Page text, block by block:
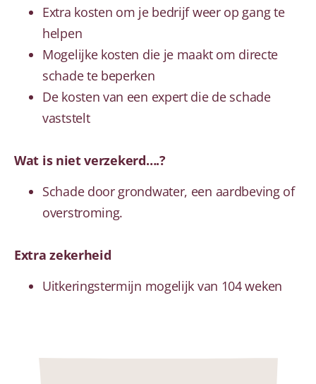
Extra kosten om je bedrijf weer op gang te
helpen
Mogelijke kosten die je maakt om directe
schade te beperken
De kosten van een expert die de schade
vaststelt
Wat is niet verzekerd….?
Schade door grondwater, een aardbeving of
overstroming.
Extra zekerheid
Uitkeringstermijn mogelijk van 104 weken